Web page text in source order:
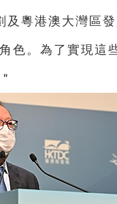
及粵港澳大灣區
色。為了實現這